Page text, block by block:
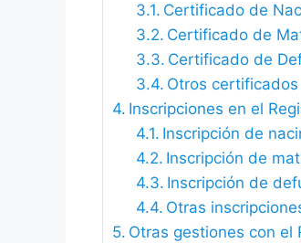
Certificado de
Certificado de
Certificado de
Otros certificados
Inscripciones en el
Inscripción de
Inscripción de
Inscripción de
Otras
Otras gestiones con el